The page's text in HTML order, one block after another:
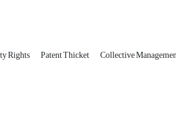
Rights Patent Thicket Collective